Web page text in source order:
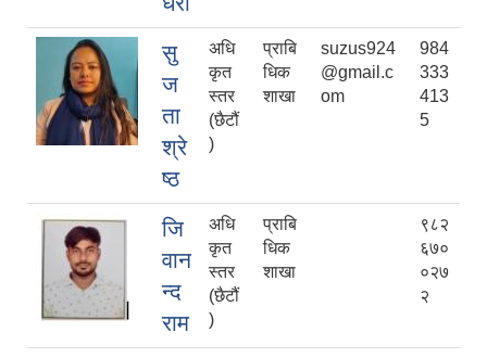
सु
ज
ता
श्रे
ष्ठ
अधि
कृत
स्तर
(छैटौं
)
प्राबि
धिक
शाखा
suzus924
@gmail.c
om
984
333
413
5
जि
वान
न्द
राम
अधि
कृत
स्तर
(छैटौं
)
प्राबि
धिक
शाखा
९८२
६७०
०२७
२